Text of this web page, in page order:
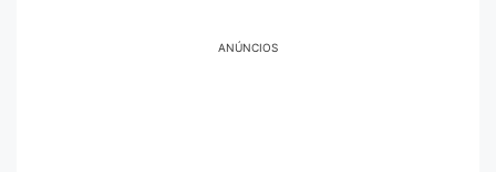
ANÚNCIOS